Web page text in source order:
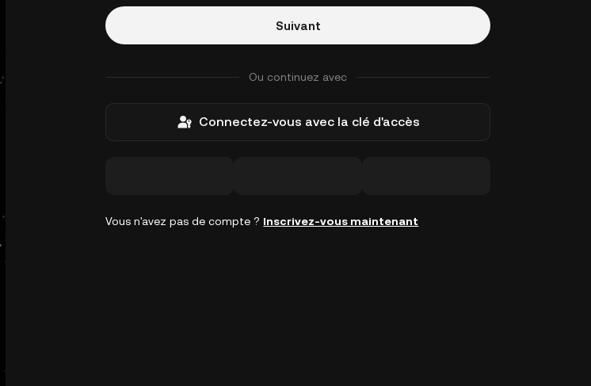
Suivant
Ou continuez avec
Connectez-vous avec la clé d'accès
Vous n'avez pas de compte ? Inscrivez-vous maintenant